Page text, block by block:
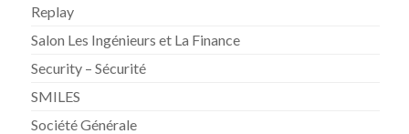
Replay
Salon Les Ingénieurs et La Finance
Security – Sécurité
SMILES
Société Générale